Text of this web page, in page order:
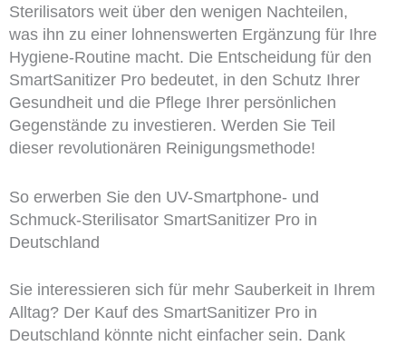
Sterilisators weit über den wenigen Nachteilen,
was ihn zu einer lohnenswerten Ergänzung für Ihre
Hygiene-Routine macht. Die Entscheidung für den
SmartSanitizer Pro bedeutet, in den Schutz Ihrer
Gesundheit und die Pflege Ihrer persönlichen
Gegenstände zu investieren. Werden Sie Teil
dieser revolutionären Reinigungsmethode!
So erwerben Sie den UV-Smartphone- und
Schmuck-Sterilisator SmartSanitizer Pro in
Deutschland
Sie interessieren sich für mehr Sauberkeit in Ihrem
Alltag? Der Kauf des SmartSanitizer Pro in
Deutschland könnte nicht einfacher sein. Dank